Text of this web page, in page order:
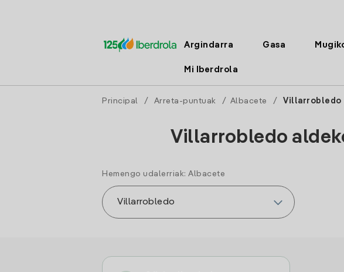
Argindarra Gasa
Mi Iberdrola
Principal / Arreta-puntuak / Albacete / Villarrobledo
Villarrobledo
Hemengo udalerriak: Albacete